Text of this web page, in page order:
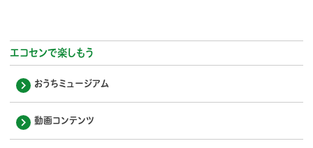
エコセンで楽しもう
おうちミュージアム
動画コンテンツ